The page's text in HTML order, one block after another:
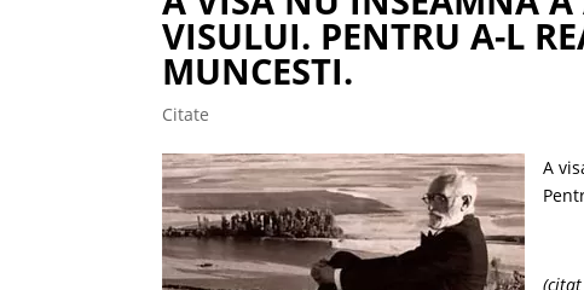
VISULUI. PENTRU A-L
MUNCESTI.
Citate
A